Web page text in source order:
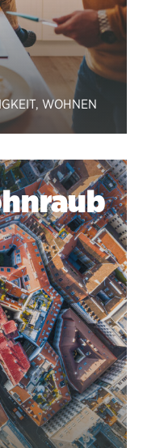
, WOHNEN